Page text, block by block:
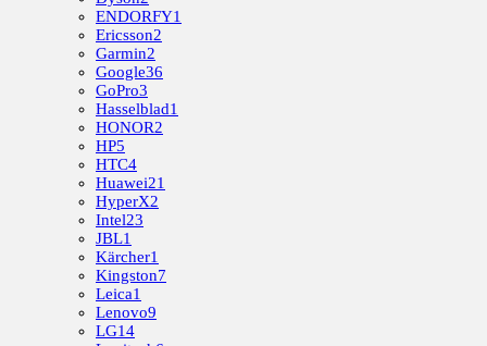
ENDORFY1
Ericsson2
Garmin2
Google36
GoPro3
Hasselblad1
HONOR2
HP5
HTC4
Huawei21
HyperX2
Intel23
JBL1
Kärcher1
Kingston7
Leica1
Lenovo9
LG14